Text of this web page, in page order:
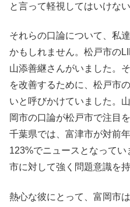
と言って軽視してはいけない
それらの口論について、私
かもしれません。松戸市の
山添善継さんがいました。
を改善するために、松戸市
いと呼びかけていました。
岡市の口論が松戸市で注目
千葉県では、富津市が対前
123%でニュースとなって
市に対して強く問題意識を持
熱心な彼にとって、富岡市